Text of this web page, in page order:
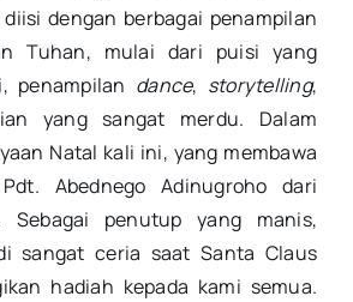
dengan berbagai penampilan
Tuhan, mulai dari puisi yang
penampilan dance, storytelling,
yang sangat merdu. Dalam
Natal kali ini, yang membawa
Abednego Adinugroho dari
Sebagai penutup yang manis,
sangat ceria saat Santa Claus
hadiah kepada kami semua.